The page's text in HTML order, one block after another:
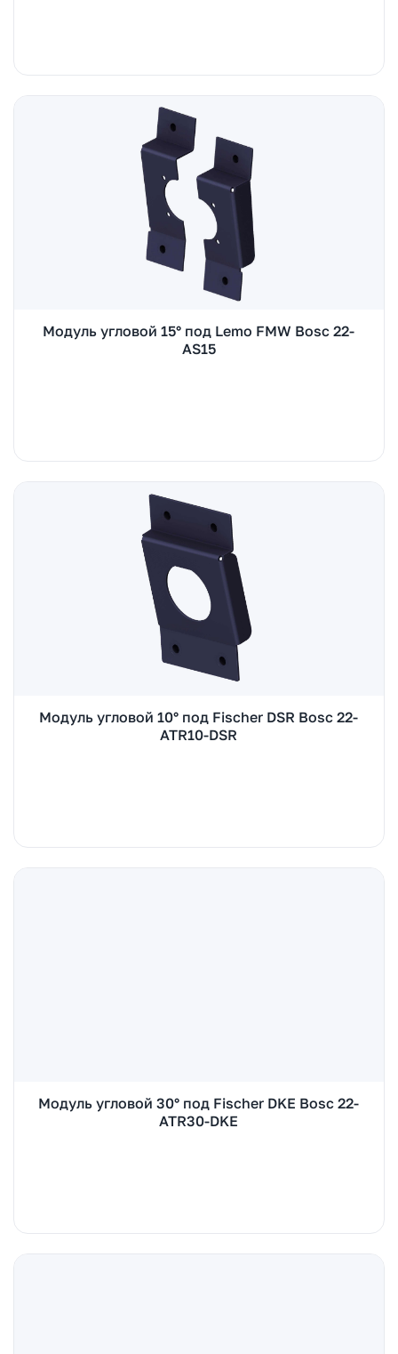
Модуль угловой 15° под Lemo FMW Bosc 22-
AS15
Модуль угловой 10° под Fischer DSR Bosc 22-
ATR10-DSR
Модуль угловой 30° под Fischer DKE Bosc 22-
ATR30-DKE